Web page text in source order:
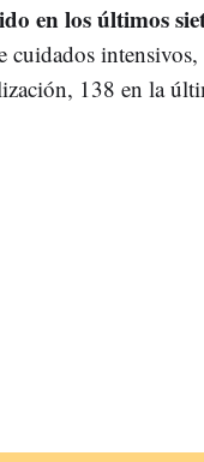
en los últimos
cuidados
138 en la